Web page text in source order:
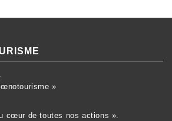
»
cœur de toutes nos actions ».